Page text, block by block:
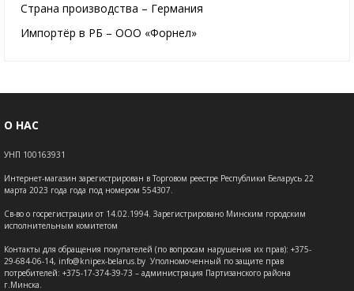
Страна производства – Германия
Импортёр в РБ – ООО «Форнел»
О НАС
УНП 100163931
Интернет-магазин зарегистрирован в Торговом реестре Республики Беларусь 22
марта 2023 года года под номером 554307.
Св-во о госрегистрации от 14.02.1994. Зарегистрировано Минским городским
исполнительным комитетом
Контакты для обращения покупателей (по вопросам нарушения их прав): +375-
29-684-06-14, info@knipex-belarus.by Уполномоченный по защите прав
потребителей: +375-17-374-39-73 – администрация Партизанского района
г.Минска.